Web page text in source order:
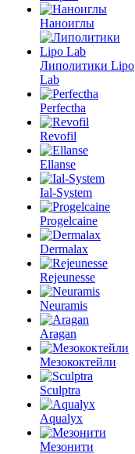
Наноиглы
Липолитики Lipo
Lab
Perfectha
Revofil
Ellanse
Ial-System
Progelcaine
Dermalax
Rejeunesse
Neuramis
Aragan
Мезококтейли
Sculptra
Aqualyx
Мезонити